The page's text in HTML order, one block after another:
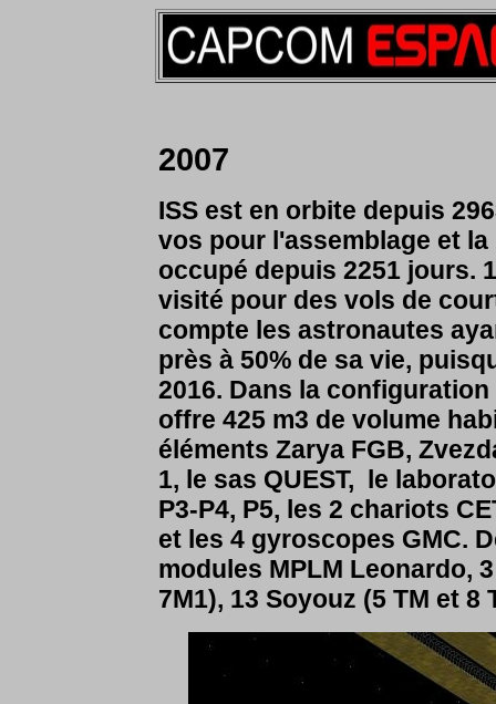
2007
ISS est en orbite depuis
vos pour l'assemblage et
occupé depuis 2251 jours.
visité pour des vols de
compte les astronautes
près à 50% de sa vie,
2016. Dans la
offre 425 m3 de volume
éléments Zarya FGB,
1, le sas QUEST, le
P3-P4, P5, les 2 chariots
et les 4 gyroscopes GMC.
modules MPLM Leonardo,
7M1), 13 Soyouz (5 TM et